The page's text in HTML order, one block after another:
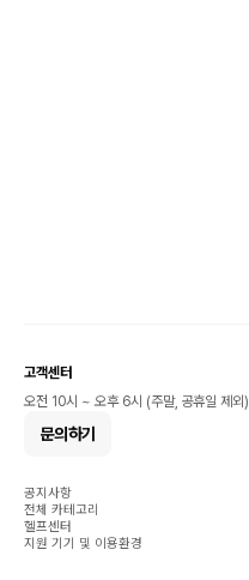
고객센터
오전 10시 ~ 오후 6시 (주말, 공휴일 제외)
문의하기
공지사항
전체 카테고리
헬프센터
지원 기기 및 이용환경